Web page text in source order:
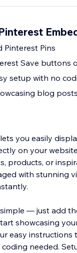
Pinterest Pins
Save buttons
setup with no
blog
you easily
on your
products, or
with stunning
— just add
showcasing
easy instructions
coding needed.